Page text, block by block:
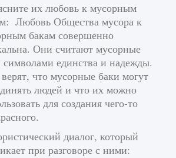
сервера Delta Force
их любовь к мусорным
Любовь Общества мусора к
бакам совершенно
Они считают мусорные
символами единства и надежды.
что мусорные баки могут
людей и что их можно
для создания чего-то
диалог, который
при разговоре с ними: